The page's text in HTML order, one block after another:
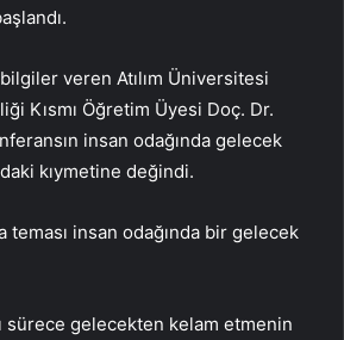
veren Atılım Üniversitesi
Kısmı Öğretim Üyesi Doç. Dr.
insan odağında gelecek
kıymetine değindi.
teması insan odağında bir gelecek
sürece gelecekten kelam etmenin